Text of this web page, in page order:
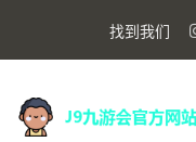
找到我们